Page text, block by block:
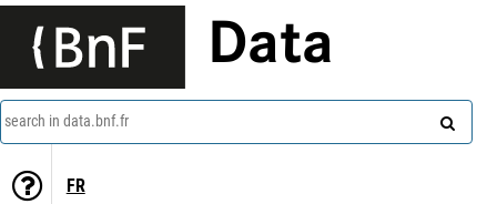
Data
search in data.bnf.fr
FR